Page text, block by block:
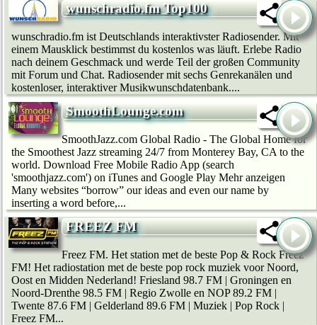
wunschradio.fm Top100
wunschradio.fm ist Deutschlands interaktivster Radiosender. Mit
einem Mausklick bestimmst du kostenlos was läuft. Erlebe Radio
nach deinem Geschmack und werde Teil der großen Community
mit Forum und Chat. Radiosender mit sechs Genrekanälen und
kostenloser, interaktiver Musikwunschdatenbank....
SmoothLounge.com
SmoothJazz.com Global Radio - The Global Home for
the Smoothest Jazz streaming 24/7 from Monterey Bay, CA to the
world. Download Free Mobile Radio App (search
'smoothjazz.com') on iTunes and Google Play Mehr anzeigen
Many websites “borrow” our ideas and even our name by
inserting a word before,...
FREEZ FM
Freez FM. Het station met de beste Pop & Rock Freez
FM! Het radiostation met de beste pop rock muziek voor Noord,
Oost en Midden Nederland! Friesland 98.7 FM | Groningen en
Noord-Drenthe 98.5 FM | Regio Zwolle en NOP 89.2 FM |
Twente 87.6 FM | Gelderland 89.6 FM | Muziek | Pop Rock |
Freez FM...